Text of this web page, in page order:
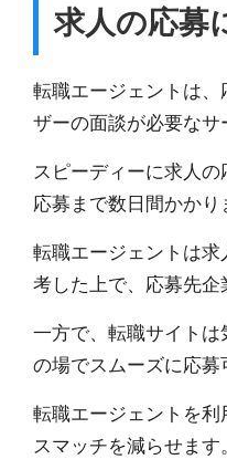
求人の応募
転職エージェントは
ザーの面談が必要なサ
スピーディーに求人の
応募まで数日間かかり
転職エージェントは
考した上で、応募先企
一方で、転職サイト
の場でスムーズに応募
転職エージェントを利
スマッチを減らせます。